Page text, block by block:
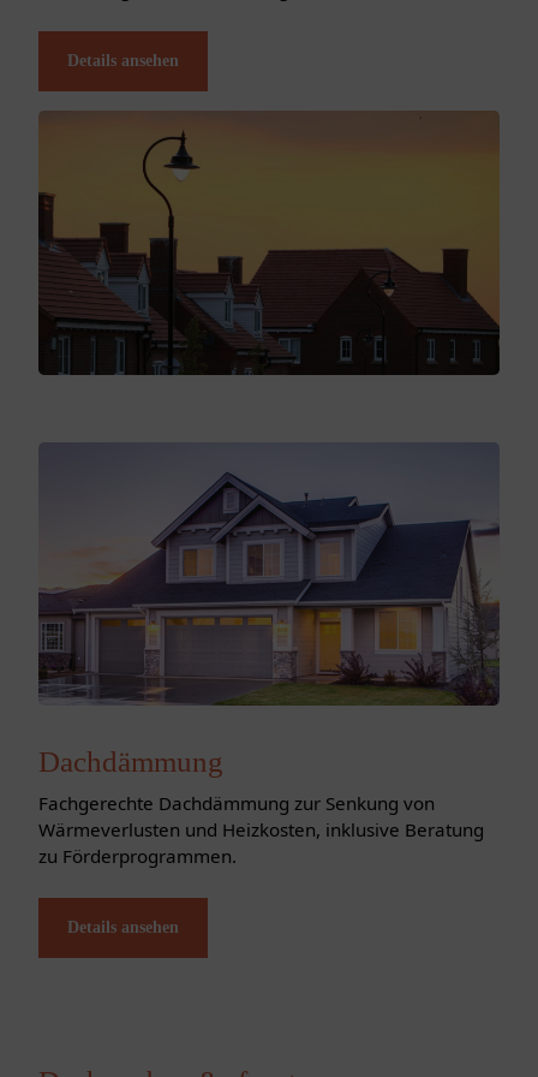
Details ansehen
Dachdämmung
Fachgerechte Dachdämmung zur Senkung von
Wärmeverlusten und Heizkosten, inklusive Beratung
zu Förderprogrammen.
Details ansehen